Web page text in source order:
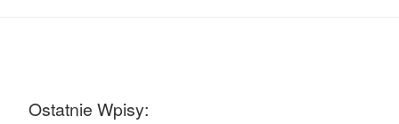
Ostatnie Wpisy: